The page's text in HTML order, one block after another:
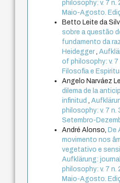
philosophy: v. 7 n.
Maio-Agosto.
Betto Leite da
sobre a questão
fundamento da
Heidegger ,
of philosophy: v. 7
Filosofia e
Angelo Narváez
dilema de la
infinitud
,
philosophy: v. 7 n.
Setembro-
André Alonso, De
movimento nos
vegetativo e
Aufklärung:
philosophy: v. 7 n.
Maio-Agosto.